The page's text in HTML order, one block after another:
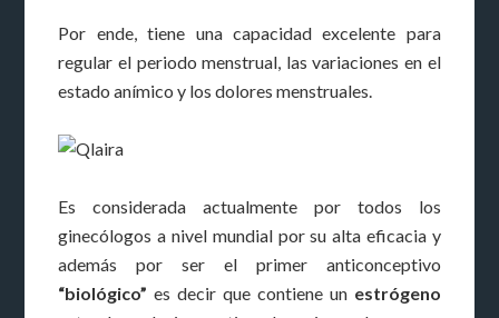
Por ende, tiene una capacidad excelente para
regular el periodo menstrual, las variaciones en el
estado anímico y los dolores menstruales.
Es considerada actualmente por todos los
ginecólogos a nivel mundial por su alta eficacia y
además por ser el primer anticonceptivo
“biológico” es decir que contiene un estrógeno